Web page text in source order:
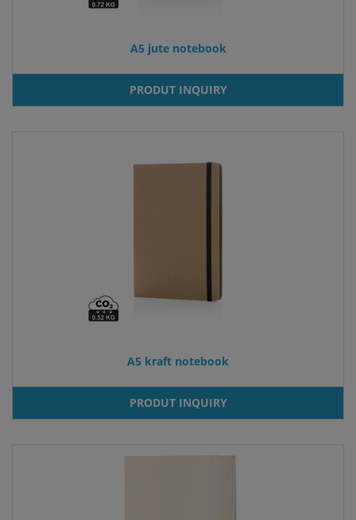
A5 jute notebook
PRODUT INQUIRY
A5 kraft notebook
PRODUT INQUIRY